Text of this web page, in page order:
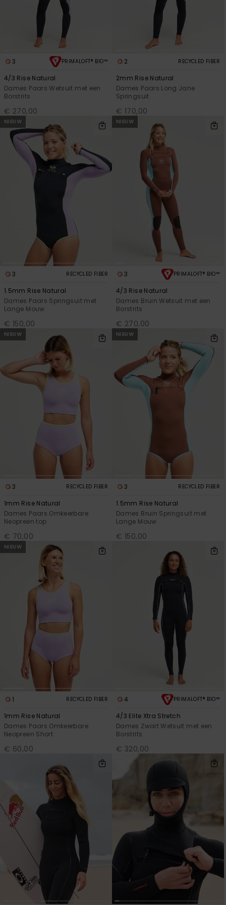
Riemen &
mutsen
Zonnebrillen
Rashguards
accessoires
Swim
Kleding
Fitness
Snow
Rokken
Technische
tassen
Accessoires
Snowboard
Surf
ROXY APP
3 PRIMALOFT® BIO™
4/3 Rise Natural
Dames Paars Wetsuit met een
Borstrits
€ 270,00
2 RECYCLED FIBER
2mm Rise Natural
Dames Paars Long Jane
Springsuit
€ 170,00
NIEUW
3 RECYCLED FIBER
1.5mm Rise Natural
Dames Paars Springsuit met
Lange Mouw
€ 150,00
NIEUW
3 PRIMALOFT® BIO™
4/3 Rise Natural
Dames Bruin Wetsuit met een
Borstrits
€ 270,00
NIEUW
3 RECYCLED FIBER
1mm Rise Natural
Dames Paars Omkeerbare
Neopreen top
€ 70,00
NIEUW
3 RECYCLED FIBER
1.5mm Rise Natural
Dames Bruin Springsuit met
Lange Mouw
€ 150,00
NIEUW
1 RECYCLED FIBER
1mm Rise Natural
Dames Paars Omkeerbare
Neopreen Short
€ 60,00
4 PRIMALOFT® BIO™
4/3 Elite Xtra Stretch
Dames Zwart Wetsuit met een
Borstrits
€ 320,00